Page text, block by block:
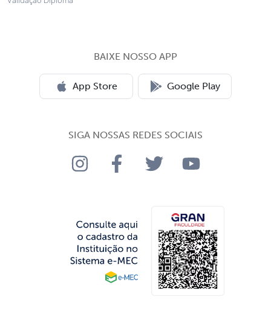
BAIXE NOSSO APP
App Store Google Play
SIGA NOSSAS REDES SOCIAIS